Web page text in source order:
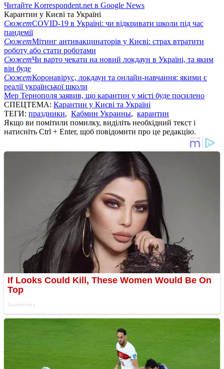
Читайте Korrespondent.net в Google News
Карантин у Києві та Україні
СюжетCOVID-19 в Україні: чи відкривати школи під час
пандемії
СюжетМітинг антивакцинаторів у Києві: страх втратити
роботу або стати роботами
СюжетЧи варто чекати на новий локдаун в Україні, та яким
він буде
СюжетКоронавірус, локдаун та онлайн-навчання: якими є
реалії української школи
Мер Тернополя заявив, що карантин у місті буде посилено
СПЕЦТЕМА: Карантин у Києві та Україні
ТЕГИ: праздники, Кабмин Украины, карантин
Якщо ви помітили помилку, виділіть необхідний текст і
натисніть Ctrl + Enter, щоб повідомити про це редакцію.